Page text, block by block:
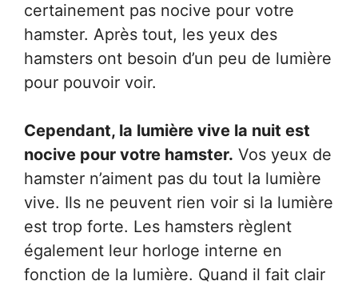
certainement pas nocive pour votre
hamster. Après tout, les yeux des
hamsters ont besoin d’un peu de lumière
pour pouvoir voir.
Cependant, la lumière vive la nuit est
nocive pour votre hamster. Vos yeux de
hamster n’aiment pas du tout la lumière
vive. Ils ne peuvent rien voir si la lumière
est trop forte. Les hamsters règlent
également leur horloge interne en
fonction de la lumière. Quand il fait clair